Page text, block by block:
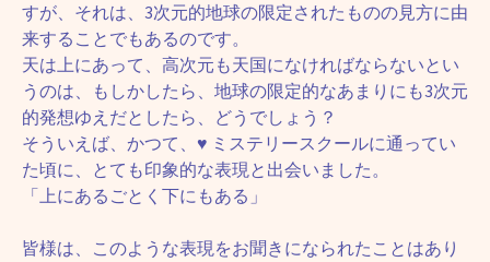
すが、それは、3次元的地球の限定されたものの見方に由
来することでもあるのです。
天は上にあって、高次元も天国になければならないとい
うのは、もしかしたら、地球の限定的なあまりにも3次元
的発想ゆえだとしたら、どうでしょう？
そういえば、かつて、♥ ミステリースクールに通ってい
た頃に、とても印象的な表現と出会いました。
「上にあるごとく下にもある」
皆様は、このような表現をお聞きになられたことはあり